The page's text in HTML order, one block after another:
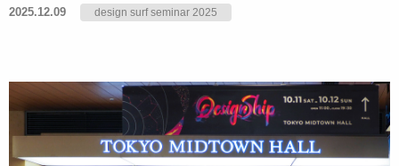
2025.12.09 design surf seminar 2025